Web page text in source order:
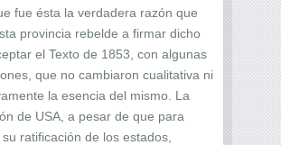
fue ésta la verdadera razón que
provincia rebelde a firmar dicho
el Texto de 1853, con algunas
que no cambiaron cualitativa ni
la esencia del mismo. La
de USA, a pesar de que para
ratificación de los estados,